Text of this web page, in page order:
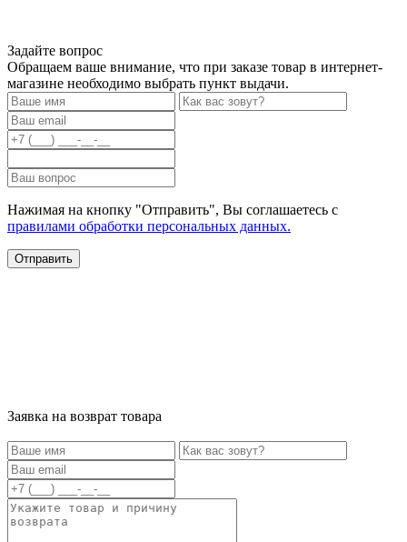
Задайте вопрос
Обращаем ваше внимание, что при заказе товар в интернет-
магазине необходимо выбрать пункт выдачи.
Нажимая на кнопку "Отправить", Вы соглашаетесь с
правилами обработки персональных данных.
Заявка на возврат товара